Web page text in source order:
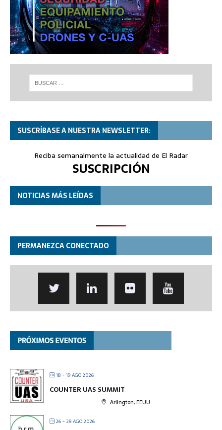
SUSCRÍBASE A NUESTRA NEWSLETTER:
Reciba semanalmente la actualidad de El Radar
SUSCRIPCIÓN
NOTICIAS MÁS LEÍDAS
PERMANEZCA CONECTADO
18 - 19 AGO 2026
COUNTER UAS SUMMIT
Arlington, EEUU
26 - 28 AGO 2026